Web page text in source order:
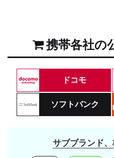
携帯各社の
ドコモ
ソフトバンク
サブブランド